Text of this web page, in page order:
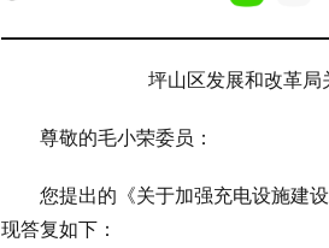
坪山区发展和改革局
尊敬的毛小荣委员：
您提出的《关于加强充电设施建设
现答复如下：